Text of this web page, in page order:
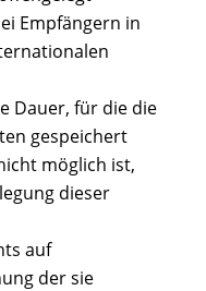
Empfängern in
Dauer, für die die
gespeichert
möglich ist,
dieser
auf
der sie